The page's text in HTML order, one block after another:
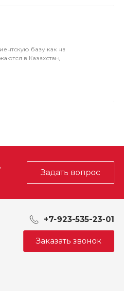
базу как на
в Казахстан,
Задать вопрос
+7-923-535-23-01
Заказать звонок